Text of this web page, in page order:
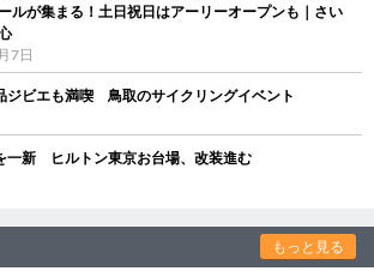
ルが集まる！土日祝日はアーリーオープンも｜さい
7日
ジビエも満喫 鳥取のサイクリングイベント
一新 ヒルトン東京お台場、改装進む
もっと見る